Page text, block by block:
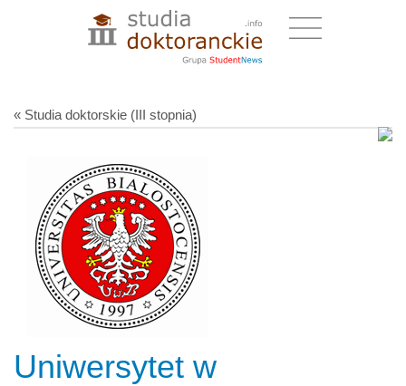
« Studia doktorskie (III stopnia)
Uniwersytet w